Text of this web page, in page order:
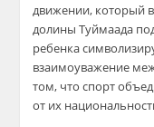
движении, который в
долины Туймаада
ребенка
взаимоуважение
том, что спорт
от их